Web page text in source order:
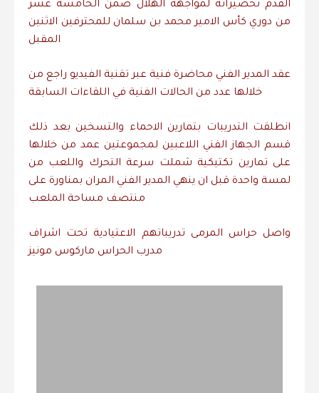
القدم تحضيراته لمواجهة الهلال ضمن الخامسة عشر
من دوري كأس الامير محمد بن سلمان للمحترفين الاثنين
المقبل
عقد المدير الفني محاضرة فنية عبر تقنية الفيديو راجع من
خلالها عدد من الحالات الفنية في اللقاءات السابقة
انطلقت التدريبات بتمارين الاحماء والتسخين بعد ذلك
قسم الجهاز الفني اللاعبين لمجموعتين عمد من خلالها
على تمارين تكتيكية شملت سرعة التحرك واللعب من
لمسة واحدة قبل ان ينهي المدير الفني المران بمناورة على
منتصف مساحة الملعب
واصل حراس المرمى تدريباتهم الاعتيادية تحت اشراف
مدرب الحراس ماركوس مونيز